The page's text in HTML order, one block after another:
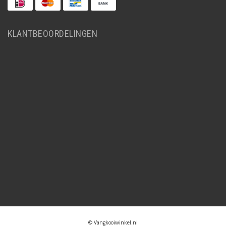
KLANTBEOORDELINGEN
© Vangkooiwinkel.nl